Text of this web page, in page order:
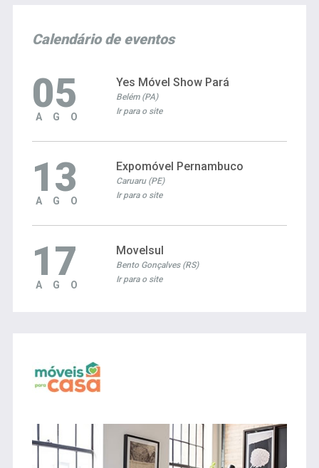
Calendário de eventos
05
AGO
Yes Móvel Show Pará
Belém (PA)
Ir para o site
13
AGO
Expomóvel Pernambuco
Caruaru (PE)
Ir para o site
17
AGO
Movelsul
Bento Gonçalves (RS)
Ir para o site